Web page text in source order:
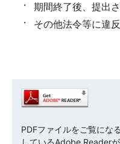
期間終了後、提出
その他法令等に違
PDFファイルをご覧にな
しているAdobe Reader